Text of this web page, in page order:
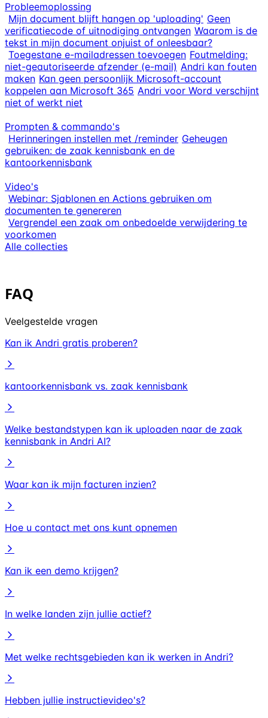
Probleemoplossing
Mijn document blijft hangen op 'uploading' Geen
verificatiecode of uitnodiging ontvangen Waarom is de
tekst in mijn document onjuist of onleesbaar?
Toegestane e-mailadressen toevoegen Foutmelding:
niet-geautoriseerde afzender (e-mail) Andri kan fouten
maken Kan geen persoonlijk Microsoft-account
koppelen aan Microsoft 365 Andri voor Word verschijnt
niet of werkt niet
Prompten & commando's
Herinneringen instellen met /reminder Geheugen
gebruiken: de zaak kennisbank en de
kantoorkennisbank
Video's
Webinar: Sjablonen en Actions gebruiken om
documenten te genereren
Vergrendel een zaak om onbedoelde verwijdering te
voorkomen
Alle collecties
FAQ
Veelgestelde vragen
Kan ik Andri gratis proberen?
kantoorkennisbank vs. zaak kennisbank
Welke bestandstypen kan ik uploaden naar de zaak
kennisbank in Andri AI?
Waar kan ik mijn facturen inzien?
Hoe u contact met ons kunt opnemen
Kan ik een demo krijgen?
In welke landen zijn jullie actief?
Met welke rechtsgebieden kan ik werken in Andri?
Hebben jullie instructievideo's?